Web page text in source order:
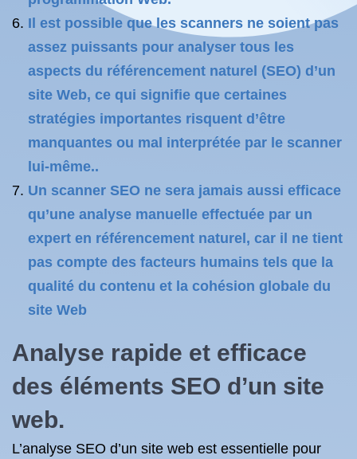
Il est possible que les scanners ne soient pas
assez puissants pour analyser tous les
aspects du référencement naturel (SEO) d’un
site Web, ce qui signifie que certaines
stratégies importantes risquent d’être
manquantes ou mal interprétée par le scanner
lui-même..
Un scanner SEO ne sera jamais aussi efficace
qu’une analyse manuelle effectuée par un
expert en référencement naturel, car il ne tient
pas compte des facteurs humains tels que la
qualité du contenu et la cohésion globale du
site Web
Analyse rapide et efficace
des éléments SEO d’un site
web.
L’analyse SEO d’un site web est essentielle pour